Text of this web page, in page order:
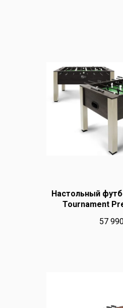
Настольный
Tournament
57